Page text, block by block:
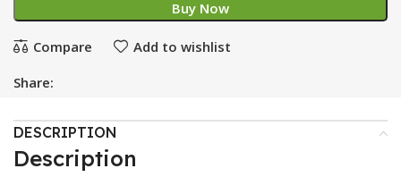
Buy Now
Compare Add to wishlist
Share:
DESCRIPTION
Description